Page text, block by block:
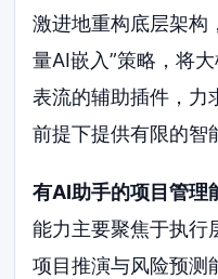
激进地重构底层架构
量AI嵌入”策略，将
表流的辅助插件，力
前提下提供有限的智
有AI助手的项目管理
能力主要聚焦于执行
项目推演与风险预测